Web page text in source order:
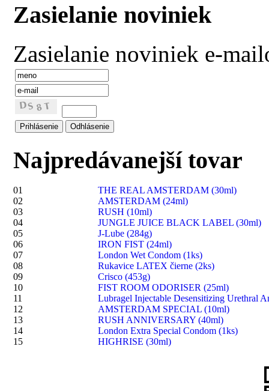
Zasielanie noviniek
Zasielanie noviniek e-
Najpredávanejší tovar
01
THE REAL AMSTERDAM (30ml)
02
AMSTERDAM (24ml)
03
RUSH (10ml)
04
JUNGLE JUICE BLACK LABEL (30ml)
05
J-Lube (284g)
06
IRON FIST (24ml)
07
London Wet Condom (1ks)
08
Rukavice LATEX čierne (2ks)
09
Crisco (453g)
10
FIST ROOM ODORISER (25ml)
11
Lubragel Injectable Desensitizing Urethral
12
AMSTERDAM SPECIAL (10ml)
13
RUSH ANNIVERSARY (40ml)
14
London Extra Special Condom (1ks)
15
HIGHRISE (30ml)